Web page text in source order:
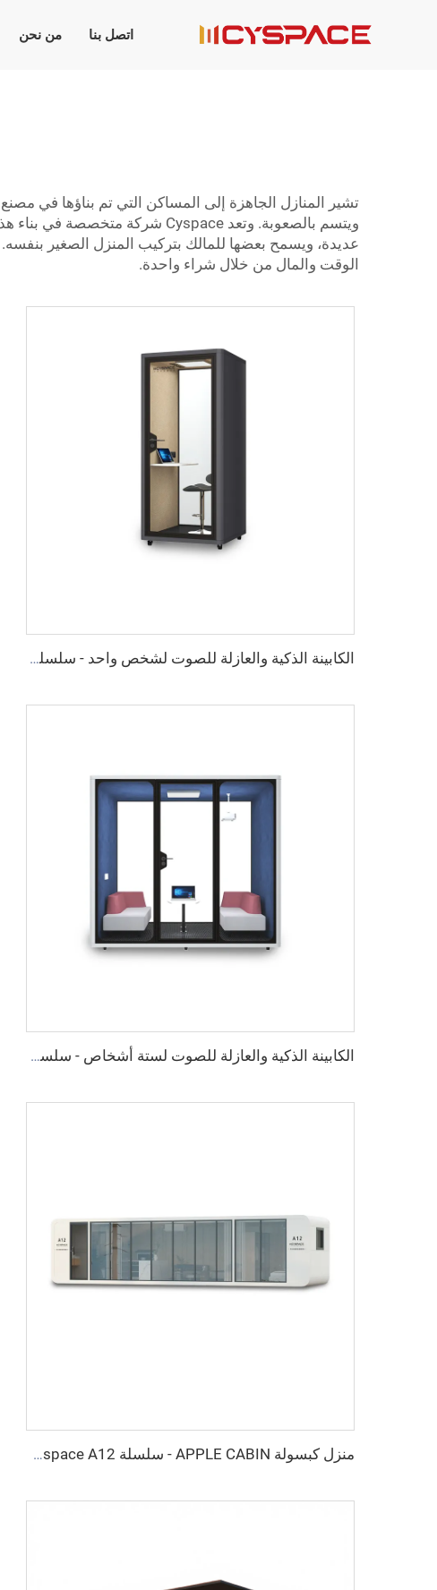
من نحن اتصل بنا
تشير المنازل الجاهزة إلى المساكن التي تم بناؤها في
ويتسم بالصعوبة. وتعد Cyspace شركة متخصصة في بناء هذا النوع من المنازل، وتركز على الجودة وتبسيط العملية للجميع.
عديدة، ويسمح بعضها للمالك بتركيب المنزل الصغير بنفسه.
الوقت والمال من خلال شراء واحدة.
الكابينة الذكية والعازلة للصوت لشخص واحد - سلسلة Cyspace Y PRO
الكابينة الذكية والعازلة للصوت لستة أشخاص - سلسلة Cyspace Y PRO
منزل كبسولة APPLE CABIN - سلسلة Cyspace A12